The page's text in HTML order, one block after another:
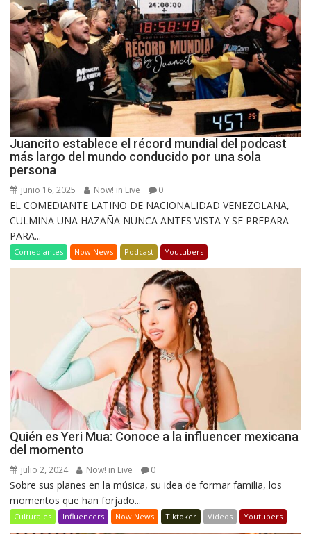
Juancito establece el récord mundial del podcast
más largo del mundo conducido por una sola
persona
junio 16, 2025 Now! in Live 0
EL COMEDIANTE LATINO DE NACIONALIDAD VENEZOLANA,
CULMINA UNA HAZAÑA NUNCA ANTES VISTA Y SE PREPARA
PARA...
Comediantes Now!News Podcast Youtubers
Quién es Yeri Mua: Conoce a la influencer mexicana
del momento
julio 2, 2024 Now! in Live 0
Sobre sus planes en la música, su idea de formar familia, los
momentos que han forjado...
Culturales Influencers Now!News Tiktoker Videos Youtubers